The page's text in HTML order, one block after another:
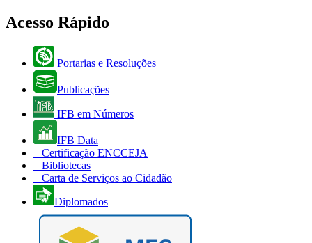
Acesso Rápido
Portarias e Resoluções
Publicações
IFB em Números
IFB Data
Certificação ENCCEJA
Bibliotecas
Carta de Serviços ao Cidadão
Diplomados